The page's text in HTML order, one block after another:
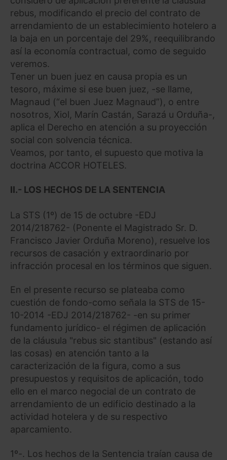
rebus, modificando el precio del contrato de
arrendamiento de un establecimiento hotelero a
la baja en un porcentaje del 29%, reequilibrando
así la economía contractual, como de seguido
veremos.
Tener un buen juez en causa propia es un
tesoro, máxime si ese buen juez, -se llame,
Magnaud (“el buen Juez Magnaud”), o entre
nosotros, Xiol, Marín Castán, Sarazá u Orduña-,
aplica el Derecho en atención a su proyección
social con solvencia técnica.
Veamos, por tanto, el supuesto que motiva la
doctrina ACCOR HOTELES.
II.- LOS HECHOS DE LA SENTENCIA
La STS (1º) de 15 de octubre -EDJ
2014/218762- (Ponente el Magistrado Sr. D.
Francisco Javier Orduña Moreno), resuelve los
recursos de casación y extraordinario por
infracción procesal en los términos que siguen.
En el presente recurso se plateaba como
cuestión de fondo-como señala la STS de 15-
10-2014 -EDJ 2014/218762- -en su primer
fundamento jurídico- el régimen de aplicación
de la cláusula "rebus sic stantibus" (estando así
las cosas) en atención tanto a la
caracterización de la figura, como a sus
presupuestos y requisitos de aplicación, todo
ello en el marco negocial de un contrato de
arrendamiento de un edificio destinado a la
actividad hotelera y de su respectivo
aparcamiento.
1º-. Los hechos de la Sentencia traían causa de